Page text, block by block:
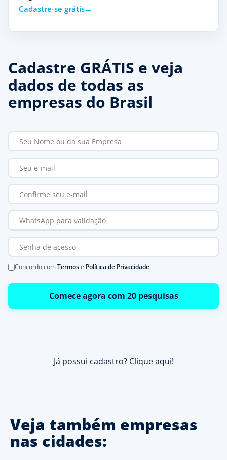
Cadastre-se grátis
Cadastre GRÁTIS e veja
dados de todas as
empresas do Brasil
Concordo comTermose Política de Privacidade
Comece agora com 20 pesquisas
Já possui cadastro? Clique aqui!
Veja também empresas
nas cidades: